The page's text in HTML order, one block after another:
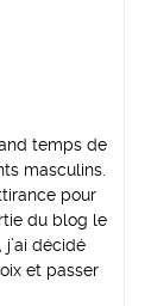
temps de
masculins.
pour
du blog le
décidé
et passer